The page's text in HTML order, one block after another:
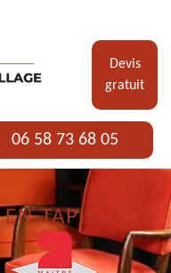
Devis
gratuit
06 58 73 68 05
TAPIS